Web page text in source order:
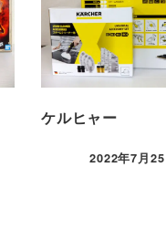
ケルヒャー
2022年7月